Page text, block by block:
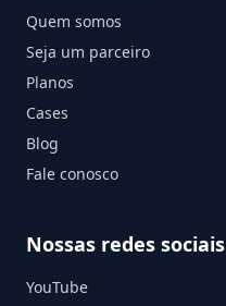
Quem somos
Seja um parceiro
Planos
Cases
Blog
Fale conosco
Nossas redes sociais
YouTube